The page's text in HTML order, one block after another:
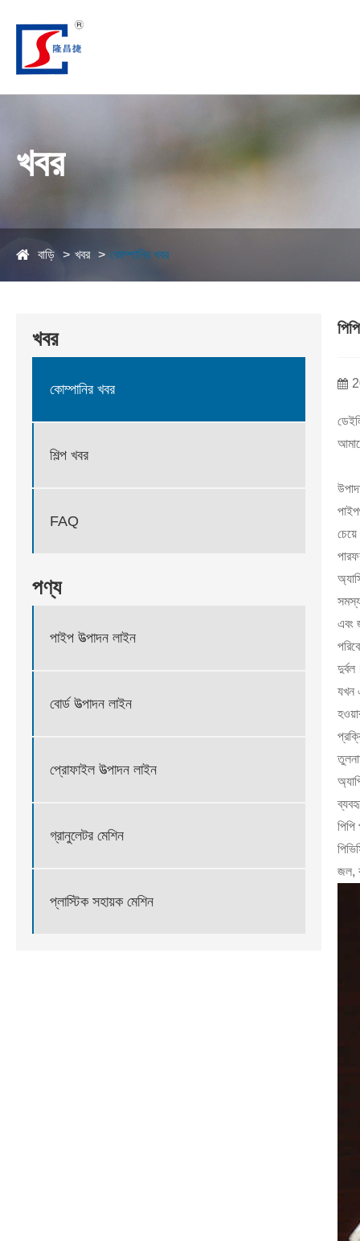
খবর
বাড়ি খবর কোম্পানির খবর
খবর
কোম্পানির খবর
শিল্প খবর
FAQ
পণ্য
পাইপ উত্পাদন লাইন
বোর্ড উত্পাদন লাইন
প্রোফাইল উত্পাদন লাইন
গ্রানুলেটর মেশিন
প্লাস্টিক সহায়ক মেশিন
এবং
যখন
জল,